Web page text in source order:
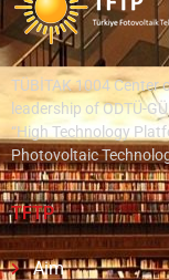
TÜBİTAK 1004 Center
leadership of ODTÜ-
“High Technology
Photovoltaic
TFTP
Aim